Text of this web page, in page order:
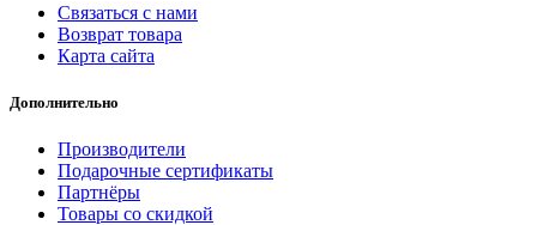
Связаться с нами
Возврат товара
Карта сайта
Дополнительно
Производители
Подарочные сертификаты
Партнёры
Товары со скидкой